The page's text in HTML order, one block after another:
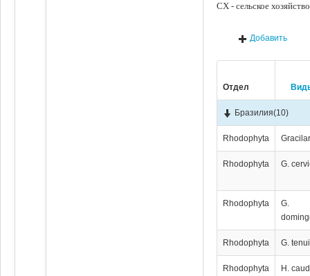
СХ - сельское
Добавить
Отдел
Бразилия(10)
Rhodophyta
Rhodophyta G.
Rhodophyta
G.
Rhodophyta G.
Rhodophyta
H.